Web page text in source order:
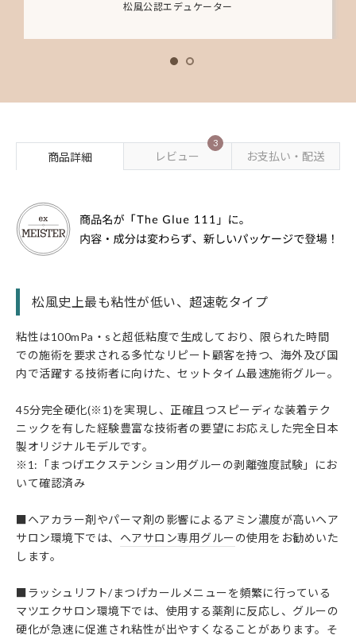
松風公認エデュケーター
商品詳細 レビュー
3
お支払い・配送
松風史上最も粘性が低い、超速乾タイプ
粘性は100mPa・sと超低粘度で生成しており、限られた時間
での施術を要求される多忙なリピート顧客を持つ、海外及び国
内で活躍する技術者に向けた、セットタイム最速施術グルー。
45分完全硬化(※1)を実現し、正確且つスピーディな装着テク
ニックを有した経験豊富な技術者の要望にお応えした完全日本
製オリジナルモデルです。
※1:「まつげエクステンション用グルーの剥離強度試験」にお
いて確認済み
■ヘアカラー剤やパーマ剤の影響によるアミン濃度が高いヘア
サロン環境下では、 ヘアサロン専用グルーの使用をお勧めいた
します。
■ラッシュリフト/まつげカールメニューを頻繁に行っている
マツエクサロン環境下では、使用する薬剤に反応し、グルーの
硬化が急速に促進され粘性が出やすくなることがあります。そ